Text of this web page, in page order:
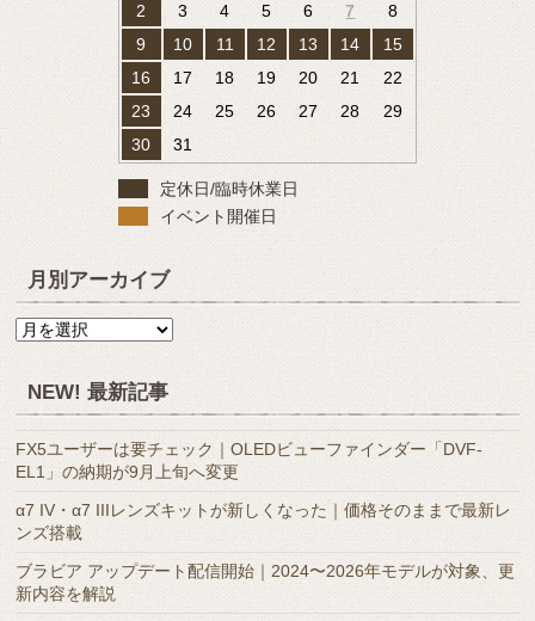
2
3 4 5 6 7
8
9
10 11 12 13 14
15
16
17 18 19 20 21
22
23
24 25 26 27 28
29
30
31
定休日/臨時休業日
イベント開催日
月別アーカイブ
月
ー
カ
イ
ブ
NEW! 最新記事
FX5ユーザーは要チェック｜OLEDビューファインダー「DVF-
EL1」の納期が9月上旬へ変更
α7 IV・α7 IIIレンズキットが新しくなった｜価格そのままで最新レ
ンズ搭載
ブラビア アップデート配信開始｜2024〜2026年モデルが対象、更
新内容を解説